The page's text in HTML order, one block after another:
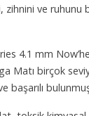
zihnini ve ruhunu
4.1 mm
Matı birçok
başarılı